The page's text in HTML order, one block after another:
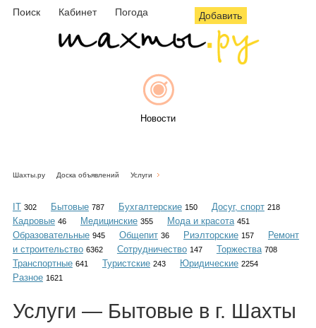
Поиск Кабинет Погода Добавить
Новости
Объявления
Каталог
Шахты.ру Доска объявлений Услуги
IT 302 Бытовые 787 Бухгалтерские 150 Досуг, спорт 218
Кадровые 46 Медицинские 355 Мода и красота 451
Образовательные 945 Общепит 36 Риэлторские 157
Ремонт
и строительство 6362 Сотрудничество 147 Торжества 708
Транспортные 641 Туристские 243 Юридические 2254
Разное 1621
Услуги — Бытовые в г. Шахты